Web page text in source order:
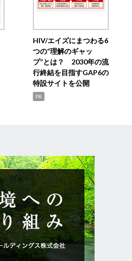
HIV/エイズにまつわる6
つの“理解のギャッ
プ”とは？ 2030年の流
行終結を目指すGAP6の
特設サイトを公開
PR